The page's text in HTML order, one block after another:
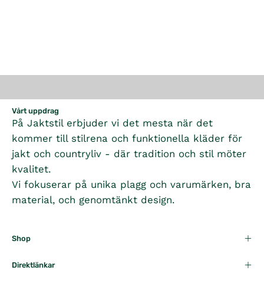
Vårt uppdrag
På Jaktstil erbjuder vi det mesta när det
kommer till stilrena och funktionella kläder för
jakt och countryliv - där tradition och stil möter
kvalitet.
Vi fokuserar på unika plagg och varumärken, bra
material, och genomtänkt design.
Shop
Direktlänkar